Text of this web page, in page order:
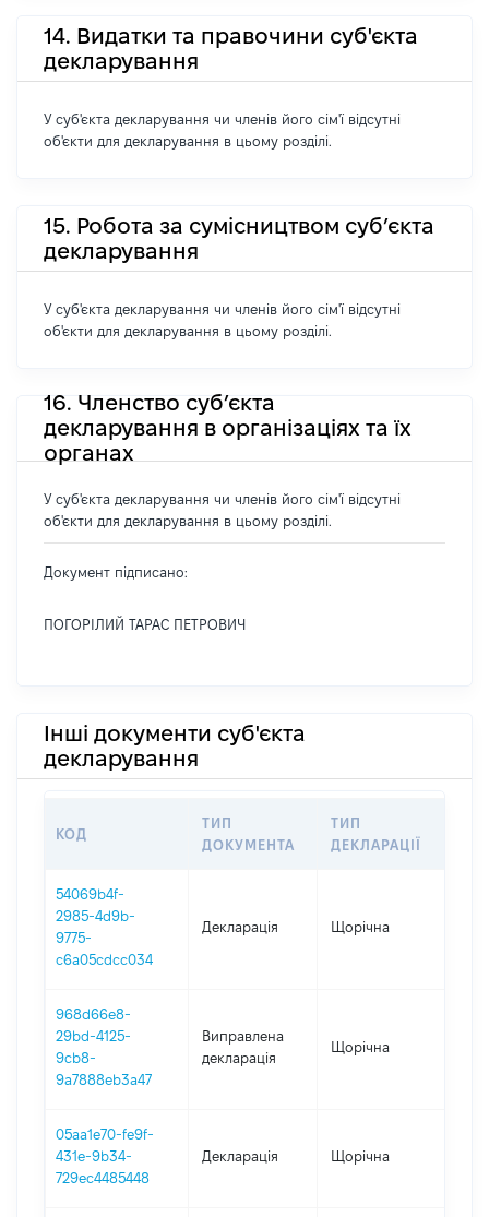
14. Видатки та правочини суб'єкта
декларування
У суб'єкта декларування чи членів його сім'ї відсутні
об'єкти для декларування в цьому розділі.
15. Робота за сумісництвом суб’єкта
декларування
У суб'єкта декларування чи членів його сім'ї відсутні
об'єкти для декларування в цьому розділі.
16. Членство суб’єкта
декларування в організаціях та їх
органах
У суб'єкта декларування чи членів його сім'ї відсутні
об'єкти для декларування в цьому розділі.
Документ підписано:
ПОГОРІЛИЙ ТАРАС ПЕТРОВИЧ
Інші документи суб'єкта
декларування
КОД
ТИП
ДОКУМЕНТА
ТИП
ДЕКЛАРАЦІЇ
54069b4f-
2985-4d9b-
9775-
c6a05cdcc034
Декларація Щорічна
968d66e8-
29bd-4125-
9cb8-
9a7888eb3a47
Виправлена
декларація
Щорічна
05aa1e70-fe9f-
431e-9b34-
729ec4485448
Декларація Щорічна